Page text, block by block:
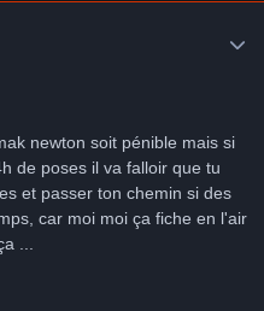
newton soit pénible mais si
de poses il va falloir que tu
et passer ton chemin si des
car moi moi ça fiche en l'air
...